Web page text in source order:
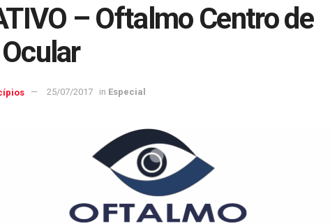
– Oftalmo Centro de
25/07/2017 in Especial